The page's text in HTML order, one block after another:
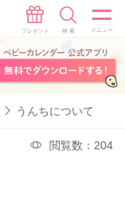
うんちについて
閲覧数：204